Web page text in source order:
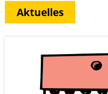
Aktuelles